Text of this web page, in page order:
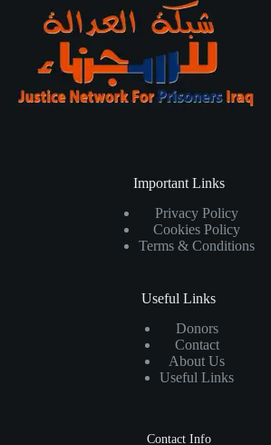
Important Links
Privacy Policy
Cookies Policy
Terms & Conditions
Useful Links
Donors
Contact
About Us
Useful Links
Contact Info